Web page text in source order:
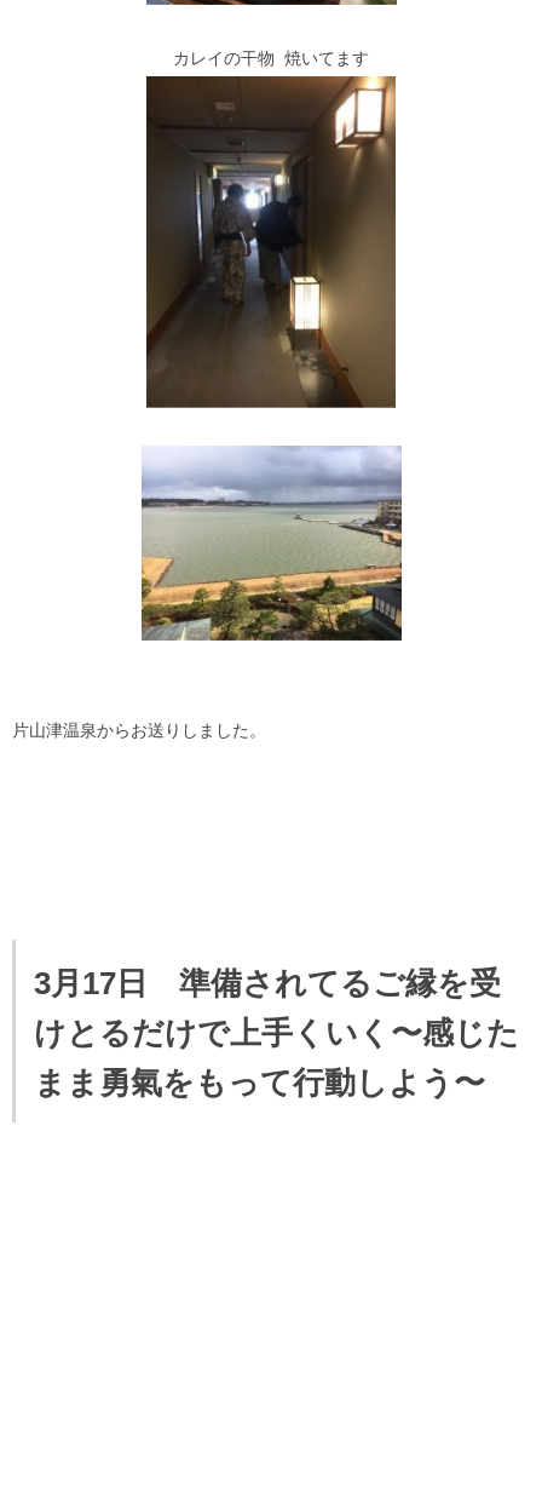
カレイの干物 焼いてます
片山津温泉からお送りしました。
3月17日 準備されてるご縁を受
けとるだけで上手くいく〜感じた
まま勇氣をもって行動しよう〜